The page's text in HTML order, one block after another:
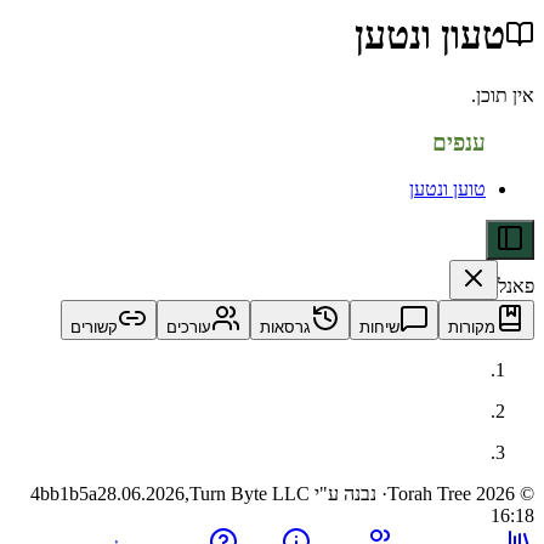
ונטען
ונטען
שיחות גרסאות עורכים קשורים
· נבנה ע"י Turn Byte LLC 4bb1b5a28.06.2026,